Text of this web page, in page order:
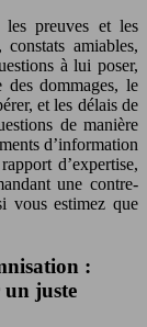
les preuves et les
amiables,
à lui poser,
des dommages, le
et les délais de
de manière
d’information
d’expertise,
une contre-
vous estimez que
:
un juste